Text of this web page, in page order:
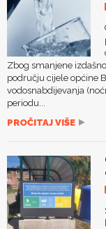
Zbog smanjene
području cijele općine
vodosnabdijevanja
periodu...
PROČITAJ VIŠE